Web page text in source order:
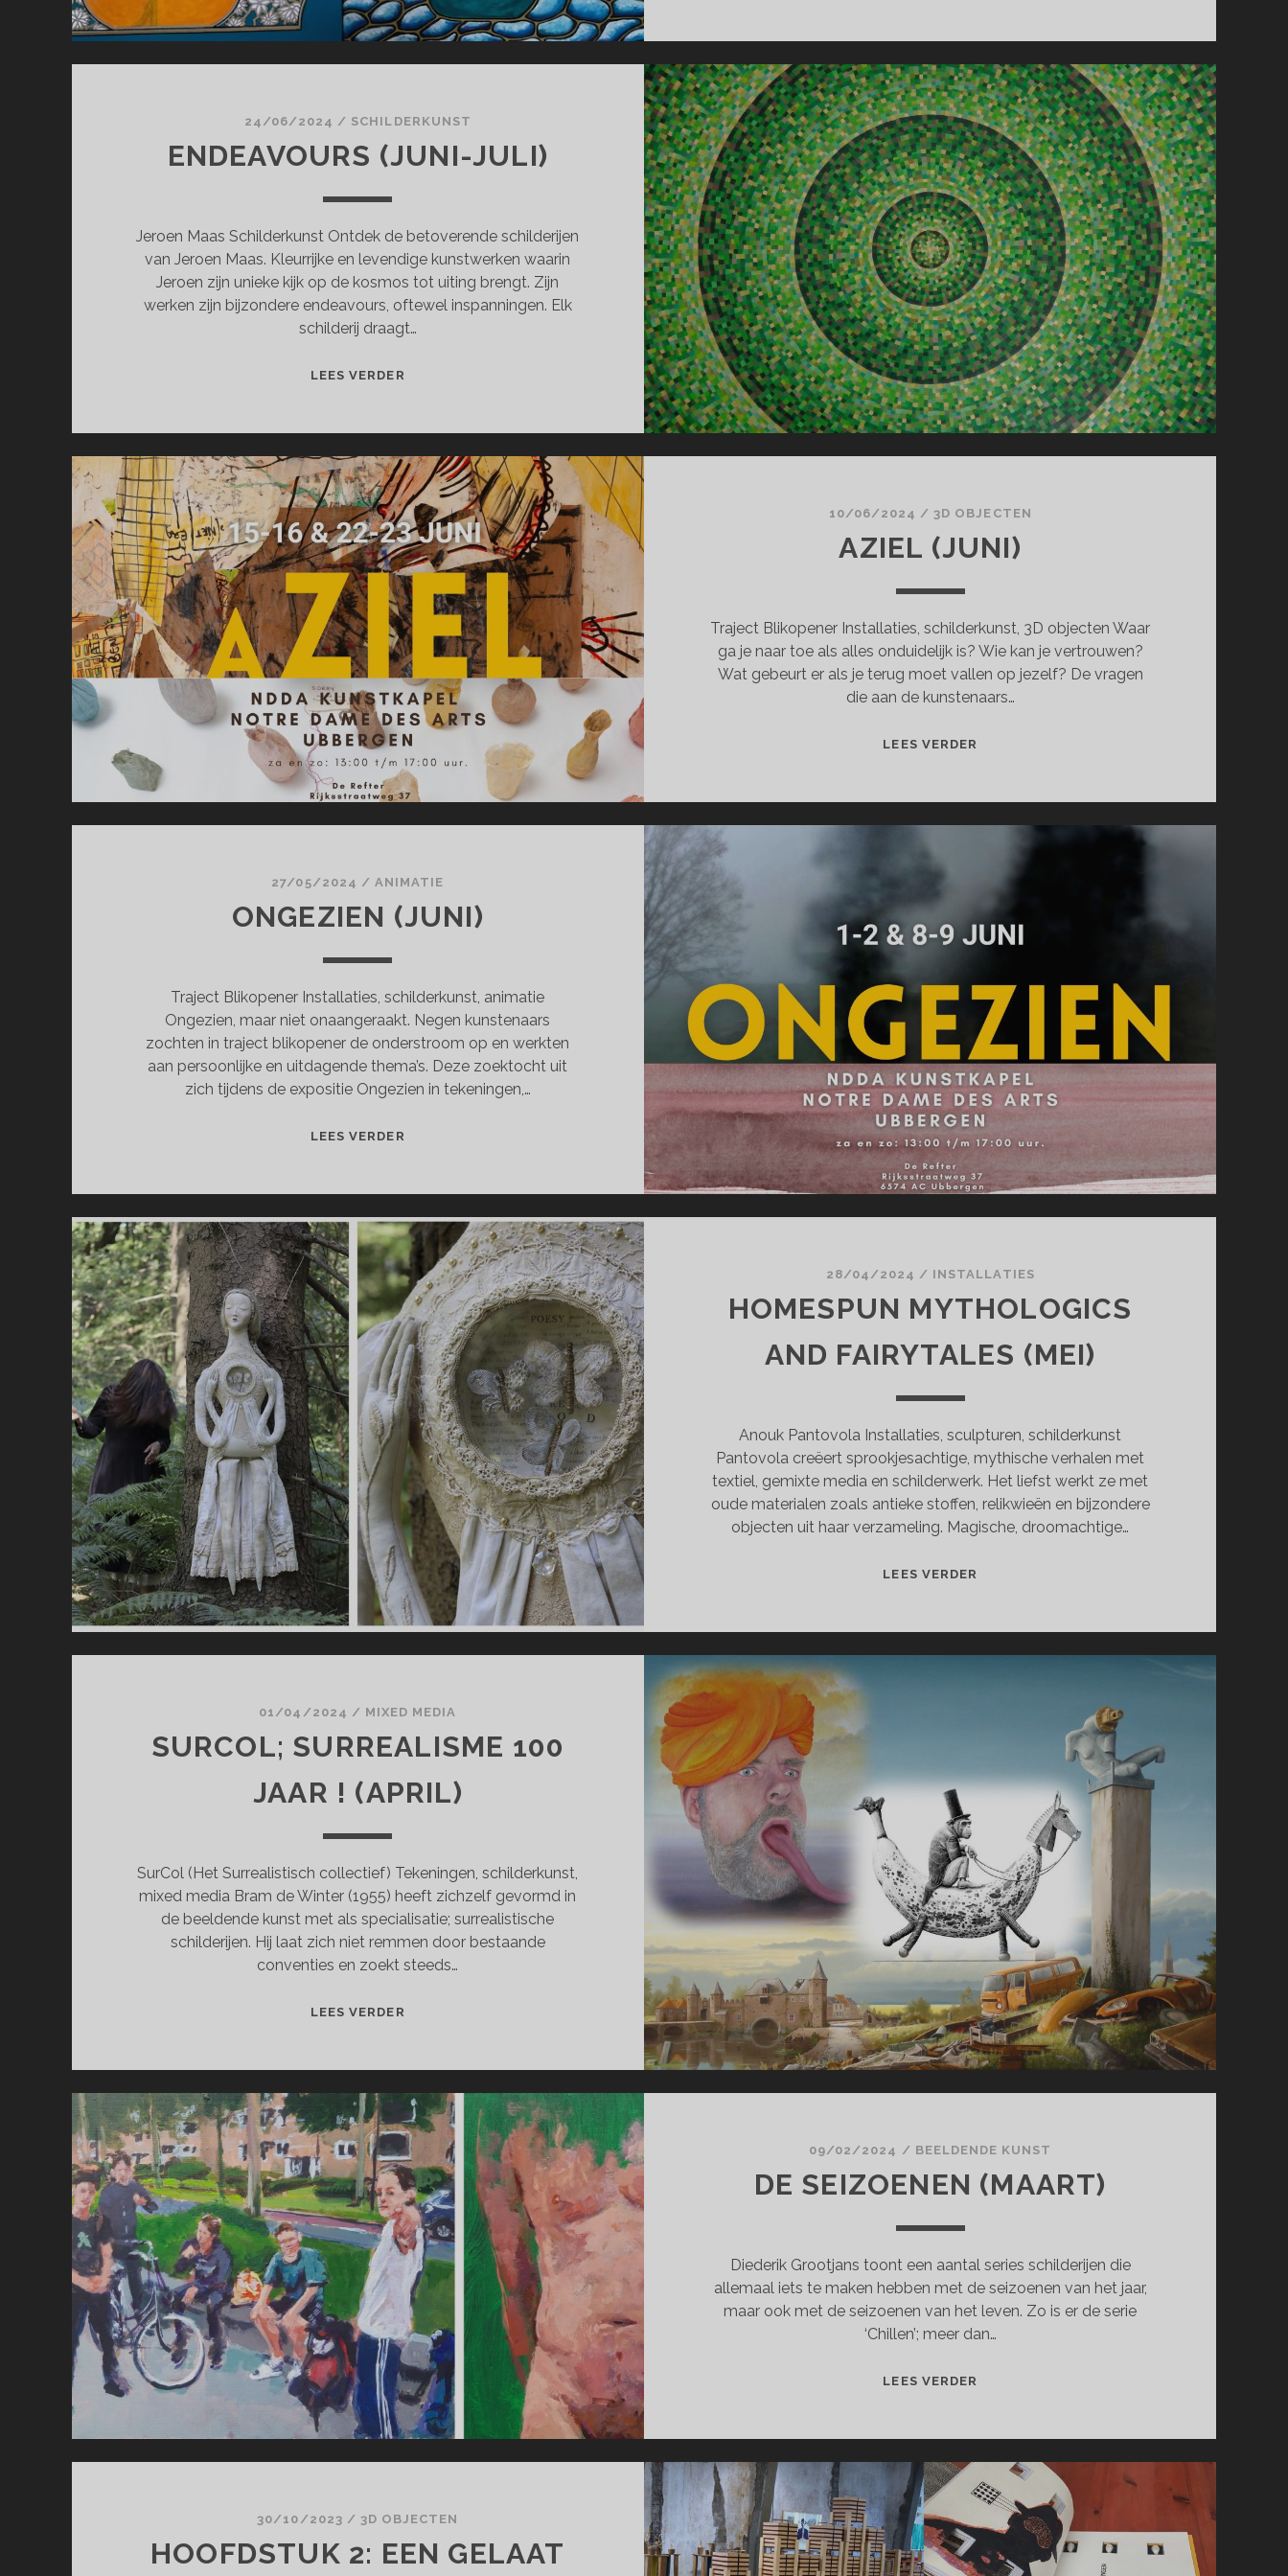
24/06/2024 / SCHILDERKUNST
ENDEAVOURS (JUNI-JULI)
Jeroen Maas Schilderkunst Ontdek de betoverende schilderijen
van Jeroen Maas. Kleurrijke en levendige kunstwerken waarin
Jeroen zijn unieke kijk op de kosmos tot uiting brengt. Zijn
werken zijn bijzondere endeavours, oftewel inspanningen. Elk
schilderij draagt…
LEES VERDER
10/06/2024 / 3D OBJECTEN
AZIEL (JUNI)
Traject Blikopener Installaties, schilderkunst, 3D objecten Waar
ga je naar toe als alles onduidelijk is? Wie kan je vertrouwen?
Wat gebeurt er als je terug moet vallen op jezelf? De vragen
die aan de kunstenaars…
LEES VERDER
27/05/2024 / ANIMATIE
ONGEZIEN (JUNI)
Traject Blikopener Installaties, schilderkunst, animatie
Ongezien, maar niet onaangeraakt. Negen kunstenaars
zochten in traject blikopener de onderstroom op en werkten
aan persoonlijke en uitdagende thema’s. Deze zoektocht uit
zich tijdens de expositie Ongezien in tekeningen,…
LEES VERDER
28/04/2024 / INSTALLATIES
HOMESPUN MYTHOLOGICS
AND FAIRYTALES (MEI)
Anouk Pantovola Installaties, sculpturen, schilderkunst
Pantovola creëert sprookjesachtige, mythische verhalen met
textiel, gemixte media en schilderwerk. Het liefst werkt ze met
oude materialen zoals antieke stoffen, relikwieën en bijzondere
objecten uit haar verzameling. Magische, droomachtige…
LEES VERDER
01/04/2024 / MIXED MEDIA
SURCOL; SURREALISME 100
JAAR ! (APRIL)
SurCol (Het Surrealistisch collectief) Tekeningen, schilderkunst,
mixed media Bram de Winter (1955) heeft zichzelf gevormd in
de beeldende kunst met als specialisatie; surrealistische
schilderijen. Hij laat zich niet remmen door bestaande
conventies en zoekt steeds…
LEES VERDER
(APRIL)
09/02/2024 / BEELDENDE KUNST
DE SEIZOENEN (MAART)
Diederik Grootjans toont een aantal series schilderijen die
allemaal iets te maken hebben met de seizoenen van het jaar,
maar ook met de seizoenen van het leven. Zo is er de serie
‘Chillen’; meer dan…
LEES VERDER
30/10/2023 / 3D OBJECTEN
HOOFDSTUK 2: EEN GELAAT